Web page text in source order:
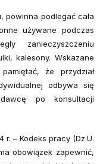
powinna podlegać cała
używane podczas
zanieczyszczeniu
kalesony. Wskazane
że przydział
odbywa się
po konsultacji
r. – Kodeks pracy (Dz.U.
obowiązek zapewnić,